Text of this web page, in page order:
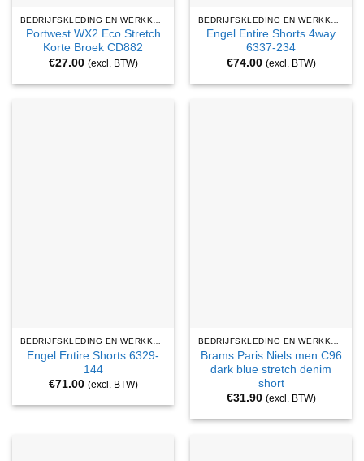
Portwest WX2 Eco Stretch
Korte Broek CD882
€27.00 (excl. BTW)
Engel Entire Shorts 4way
6337-234
€74.00 (excl. BTW)
Engel Entire Shorts 6329-
144
€71.00 (excl. BTW)
Brams Paris Niels men C96
dark blue stretch denim
short
€31.90 (excl. BTW)